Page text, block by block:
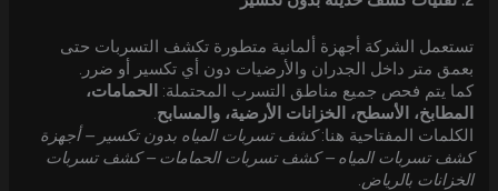
تستعمل الشركة أجهزة ألمانية متطورة تكشف التسربات حتى
بعمق متر داخل الجدران والأرضيات دون أي تكسير أو ضرر.
كما يتم فحص جميع مناطق التسرب المحتملة: الحمامات،
المطابخ، الأسطح، الخزانات الأرضية، والمسابح.
الكلمات المفتاحية هنا:كشف تسربات المياه بدون تكسير – أجهزة
كشف تسربات المياه – كشف تسربات الحمامات – كشف تسربات
الخزانات بالرياض.